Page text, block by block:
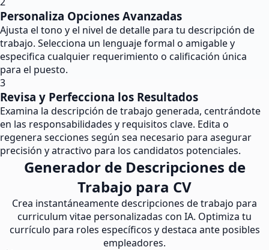
Personaliza Opciones Avanzadas
Ajusta el tono y el nivel de detalle para tu descripción de
trabajo. Selecciona un lenguaje formal o amigable y
especifica cualquier requerimiento o calificación única
para el puesto.
3
Revisa y Perfecciona los Resultados
Examina la descripción de trabajo generada, centrándote
en las responsabilidades y requisitos clave. Edita o
regenera secciones según sea necesario para asegurar
precisión y atractivo para los candidatos potenciales.
Generador de Descripciones de
Trabajo para CV
Crea instantáneamente descripciones de trabajo para
curriculum vitae personalizadas con IA. Optimiza tu
currículo para roles específicos y destaca ante posibles
empleadores.